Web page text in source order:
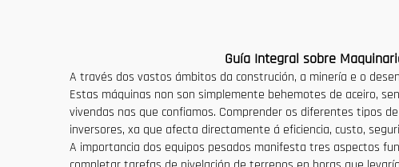
Guía Integral sobre
A través dos vastos ámbitos da construción, a minería e o
Estas máquinas non son simplemente behemotes de aceiro,
vivendas nas que confiamos. Comprender os diferentes tipos
inversores, xa que afecta directamente á eficiencia, custo,
A importancia dos equipos pesados manifesta tres aspectos